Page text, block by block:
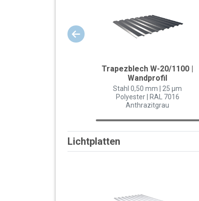
Trapezblech W-20/1100 |
Wandprofil
Stahl 0,50 mm | 25 µm
Polyester | RAL 7016
Anthrazitgrau
Lichtplatten